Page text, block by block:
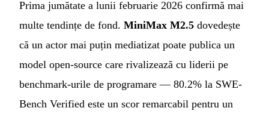
Prima jumătate a lunii februarie 2026 confirmă mai
multe tendințe de fond. MiniMax M2.5 dovedește
că un actor mai puțin mediatizat poate publica un
model open-source care rivalizează cu liderii pe
benchmark-urile de programare — 80.2% la SWE-
Bench Verified este un scor remarcabil pentru un